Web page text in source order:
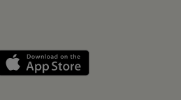
ona LinkedInen
applikáció Szerezd meg: Google